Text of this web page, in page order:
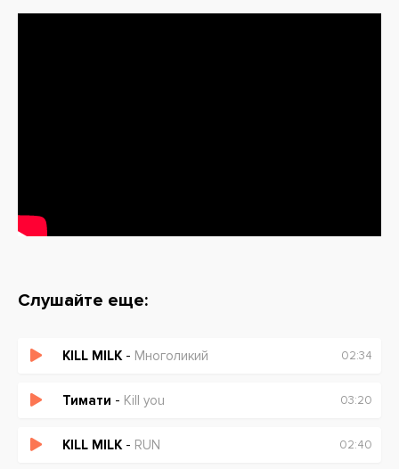
Слушайте еще:
KILL MILK- Многоликий 02:34
Тимати - Kill you 03:20
KILL MILK- RUN 02:40